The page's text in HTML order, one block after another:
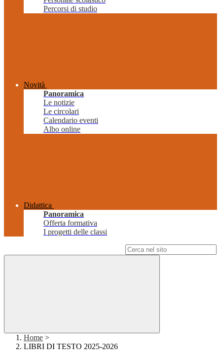
Percorsi di studio
Novità
Panoramica
Le notizie
Le circolari
Calendario eventi
Albo online
Didattica
Panoramica
Offerta formativa
I progetti delle classi
Home >
LIBRI DI TESTO 2025-2026